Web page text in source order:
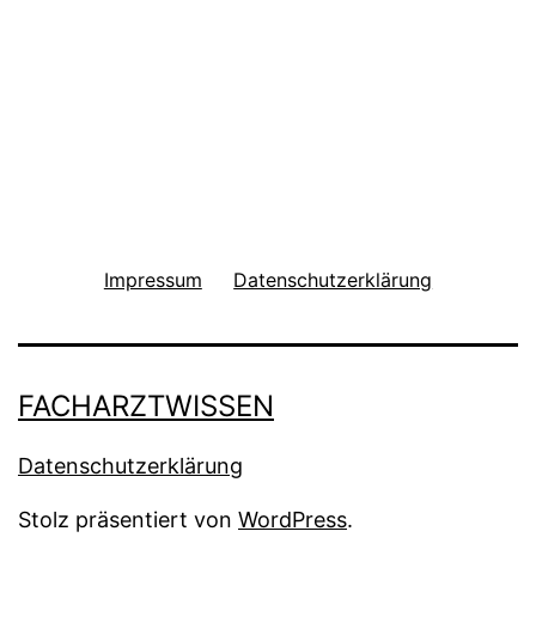
Impressum Datenschutzerklärung
FACHARZTWISSEN
Datenschutzerklärung
Stolz präsentiert von WordPress.